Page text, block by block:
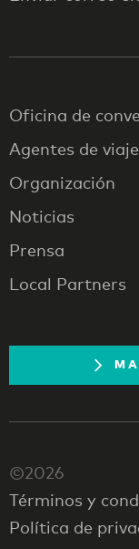
Oficina de
Agentes de viaje
Organización
Noticias
Prensa
Local Partners
©2026
Términos y
Política de